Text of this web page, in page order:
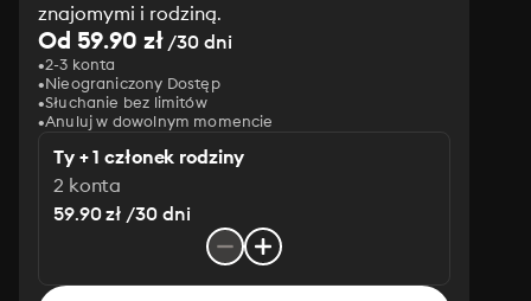
znajomymi i rodziną.
Od 59.90 zł/30 dni
2-3 konta
Nieograniczony Dostęp
Słuchanie bez limitów
Anuluj w dowolnym momencie
Ty + 1 członek rodziny
2 konta
59.90 zł /30 dni